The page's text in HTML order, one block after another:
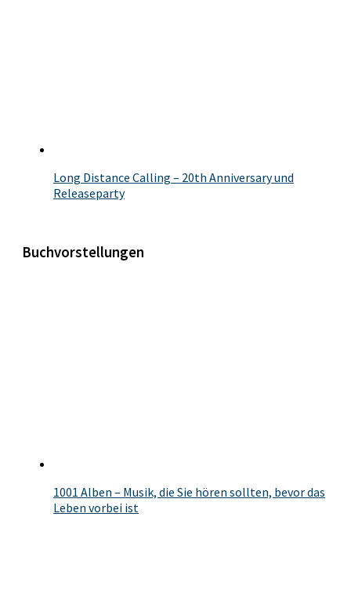
Long Distance Calling – 20th Anniversary und
Releaseparty
Buchvorstellungen
1001 Alben – Musik, die Sie hören sollten, bevor das
Leben vorbei ist